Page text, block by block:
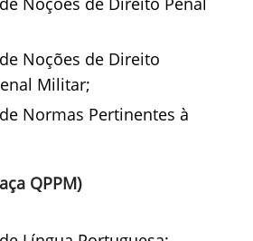
Noções de Direito
Militar;
Normas Pertinentes à
QPPM)